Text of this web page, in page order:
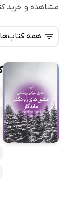
مشاهده و خرید
همه کتاب‌ها
کتاب‌های صوتی
کتاب‌های متنی